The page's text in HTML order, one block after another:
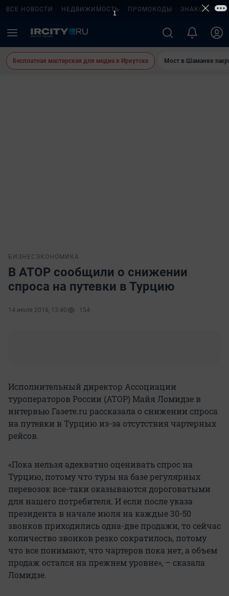
ВСЕ НОВОСТИ НЕДВИЖИМОСТЬ ПРОМОКОДЫ ЗНАКОМСТВА
Бесплатная мастерская для медиа в Иркутске Мост в Шаманке
БИЗНЕС ЭКОНОМИКА
В АТОР сообщили о снижении
спроса на путевки в Турцию
14 июля 2016, 13:40 154
Исполнительный директор Ассоциации
туроператоров России (АТОР) Майя Ломидзе в
интервью Газете.ru рассказала о снижении спроса
на путевки в Турцию из-за отсутствия чартерных
рейсов.
«Пока нельзя адекватно оценивать спрос на
Турцию, потому что туры на базе регулярных
перевозок все-таки оказываются дороговатыми
для нашего потребителя. И если после указа
президента в начале июля на каждые 30-50
звонков приходились одна-две продажи, то сейчас
количество звонков резко сократилось, потому
что все понимают, что чартеров пока нет, а объем
продаж остался на прежнем уровне», – сказала
Ломидзе.